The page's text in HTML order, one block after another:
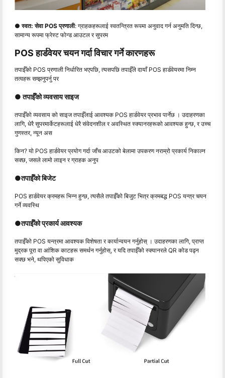
● स्वत: सेवा POS प्रणाली: ग्राहकहरूलाई स्वतन्त्रित रूपमा अनुवाद गर्न अनुमति दिन्छ,
सामान्य रूपमा फ्रेस्ट फोन्ड आउटल र सुपरम
POS हार्डवेयर चयन गर्दा विचार गर्ने कारणहरू
तपाईँको POS प्रणाली निर्धारित भएपछि, त्यसपछि तपाईँले दायाँ POS हार्डवेयरमा निम्न
तत्वहरू सम्झनुपर्नु पर
● तपाईँको व्यवसाय साइज
तपाईँको व्यवसाय को साइज तपाईँलाई आवश्यक POS हार्डवेयर प्रभाव पार्नेछ । उदाहरणका
लागि, धेरै सुपरमार्केटहरूलाई धेरै संवेदनशील र अवस्थित स्क्यानरहरूको आवश्यक हुन्छ, र उच्च
गुणस्तर, न्यून अस
किन? यो POS हार्डवेयर प्रयोग गर्दा जाँच आउटको बेलामा उपकरण नराम्रो प्रकार्य निकाल्न
सक्छ, जसले लामो लाइन र ग्राहक अनुप
●तपाईँको बिजेट
POS हार्डवेयर क्रमहरू भिन्न हुन्छ, त्यसैले तपाईँको बिजुट भित्र क्रमबद्ध POS यन्त्र चयन
गर्ने व्यवस्थि
●तपाईँको प्रकार्य आवश्यक
तपाईँको POS यन्त्रमा आवश्यक विशेषता र कार्यान्वयन गर्नुहोस् । उदाहरणका लागि, प्राप्त
मुद्रक पूरा वा आंशिक काटहरू समर्थन गर्नुहोस्, र यदि तपाईँको स्क्यानरले QR कोड पढ्न
सक्छ भने, थपिएको सुविधाक